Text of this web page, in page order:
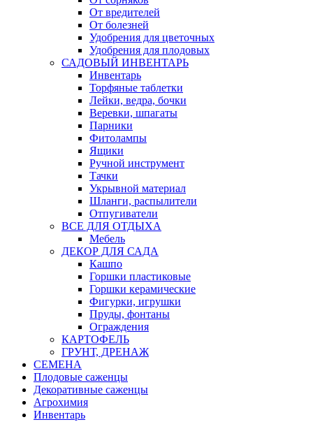
От вредителей
От болезней
Удобрения для цветочных
Удобрения для плодовых
САДОВЫЙ ИНВЕНТАРЬ
Инвентарь
Торфяные таблетки
Лейки, ведра, бочки
Веревки, шпагаты
Парники
Фитолампы
Ящики
Ручной инструмент
Тачки
Укрывной материал
Шланги, распылители
Отпугиватели
ВСЕ ДЛЯ ОТДЫХА
Мебель
ДЕКОР ДЛЯ САДА
Кашпо
Горшки пластиковые
Горшки керамические
Фигурки, игрушки
Пруды, фонтаны
Ограждения
КАРТОФЕЛЬ
ГРУНТ, ДРЕНАЖ
СЕМЕНА
Плодовые саженцы
Декоративные саженцы
Агрохимия
Инвентарь